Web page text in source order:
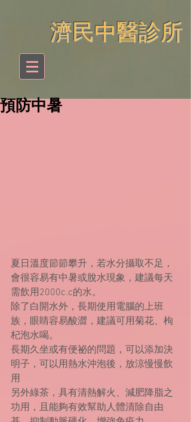
​濟民中醫診所
預防中暑
夏日溫度節節攀升，若水分攝取不足，
會很容易有中暑或脫水現象，建議每天
需飲用2000c.c的水。
除了白開水外，長期使用電腦的上班
族，眼睛容易酸澀，建議可用菊花、枸
杞泡水喝。
長期久坐或有便祕的問題，可以添加決
明子，可以用熱水沖泡後，放涼慢慢飲
用
另外綠茶，具有清熱解火、減肥降脂之
功用，且能夠有效幫助人體清除自由